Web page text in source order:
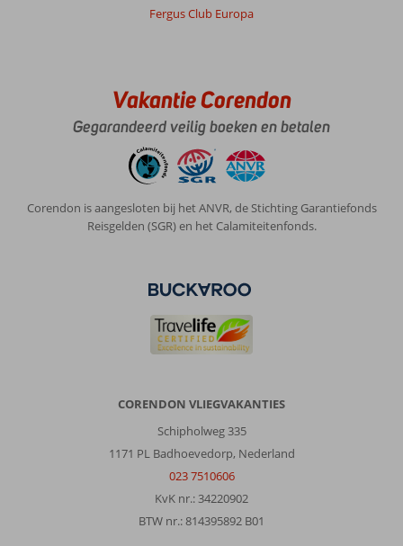
Fergus Club Europa
Vakantie Corendon
Gegarandeerd veilig boeken en betalen
Corendon is aangesloten bij het ANVR, de Stichting Garantiefonds
Reisgelden (SGR) en het Calamiteitenfonds.
CORENDON VLIEGVAKANTIES
Schipholweg 335
1171 PL Badhoevedorp, Nederland
023 7510606
KvK nr.: 34220902
BTW nr.: 814395892 B01